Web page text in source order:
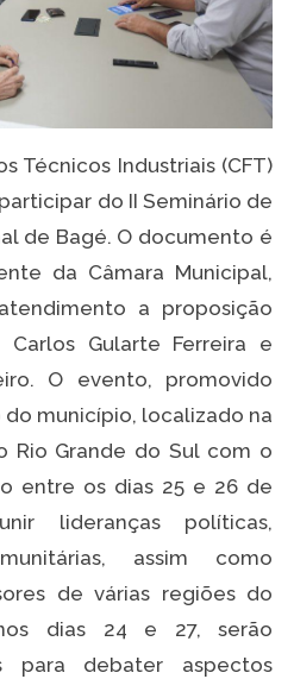
Técnicos Industriais (CFT)
do II Seminário de
de Bagé. O documento é
da Câmara Municipal,
a proposição
Carlos Gularte Ferreira e
O evento, promovido
município, localizado na
Rio Grande do Sul com o
entre os dias 25 e 26 de
lideranças políticas,
assim como
de várias regiões do
dias 24 e 27, serão
para debater aspectos